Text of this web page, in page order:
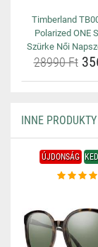
Timberland
Polarized ONE
Szürke Női
28990 Ft
INNE
ÚJDONSÁG